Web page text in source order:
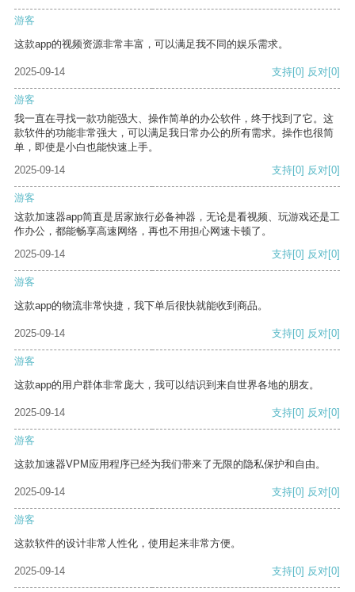
游客
这款app的视频资源非常丰富，可以满足我不同的娱乐需求。
2025-09-14 支持[0] 反对[0]
游客
我一直在寻找一款功能强大、操作简单的办公软件，终于找到了它。这
款软件的功能非常强大，可以满足我日常办公的所有需求。操作也很简
单，即使是小白也能快速上手。
2025-09-14
支持[0] 反对[0]
游客
这款加速器app简直是居家旅行必备神器，无论是看视频、玩游戏还是工
作办公，都能畅享高速网络，再也不用担心网速卡顿了。
2025-09-14
支持[0] 反对[0]
游客
这款app的物流非常快捷，我下单后很快就能收到商品。
2025-09-14 支持[0] 反对[0]
游客
这款app的用户群体非常庞大，我可以结识到来自世界各地的朋友。
2025-09-14 支持[0] 反对[0]
游客
这款加速器VPM应用程序已经为我们带来了无限的隐私保护和自由。
2025-09-14 支持[0] 反对[0]
游客
这款软件的设计非常人性化，使用起来非常方便。
2025-09-14 支持[0] 反对[0]